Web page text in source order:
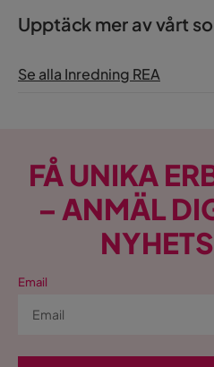
Upptäck mer av vårt
Se alla Inredning REA
FÅ UNIKA
– ANMÄL
Email